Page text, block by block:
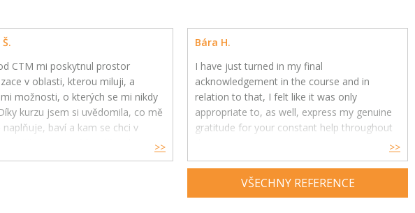
CTM mi poskytnul prostor
v oblasti, kterou miluji, a
možnosti, o kterých se mi nikdy
kurzu jsem si uvědomila, co mě
naplňuje, baví a kam se chci v
>>
Bára H.
I have just turned in my final
acknowledgement in the course and in
relation to that, I felt like it was only
appropriate to, as well, express my genuine
gratitude for your constant help throughout
Your feedback and advice have had a great
impact on my understanding and enjoyment
>>
VŠECHNY REFERENCE